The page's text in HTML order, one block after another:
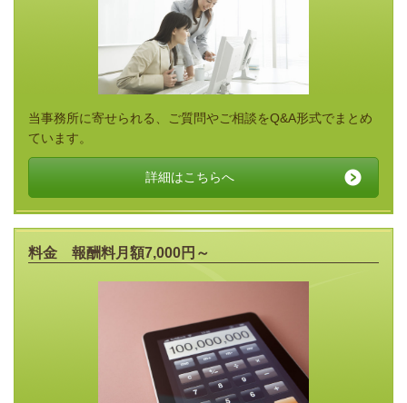
当事務所に寄せられる、ご質問やご相談をQ&A形式でまとめ
ています。
詳細はこちらへ
料金 報酬料月額7,000円～